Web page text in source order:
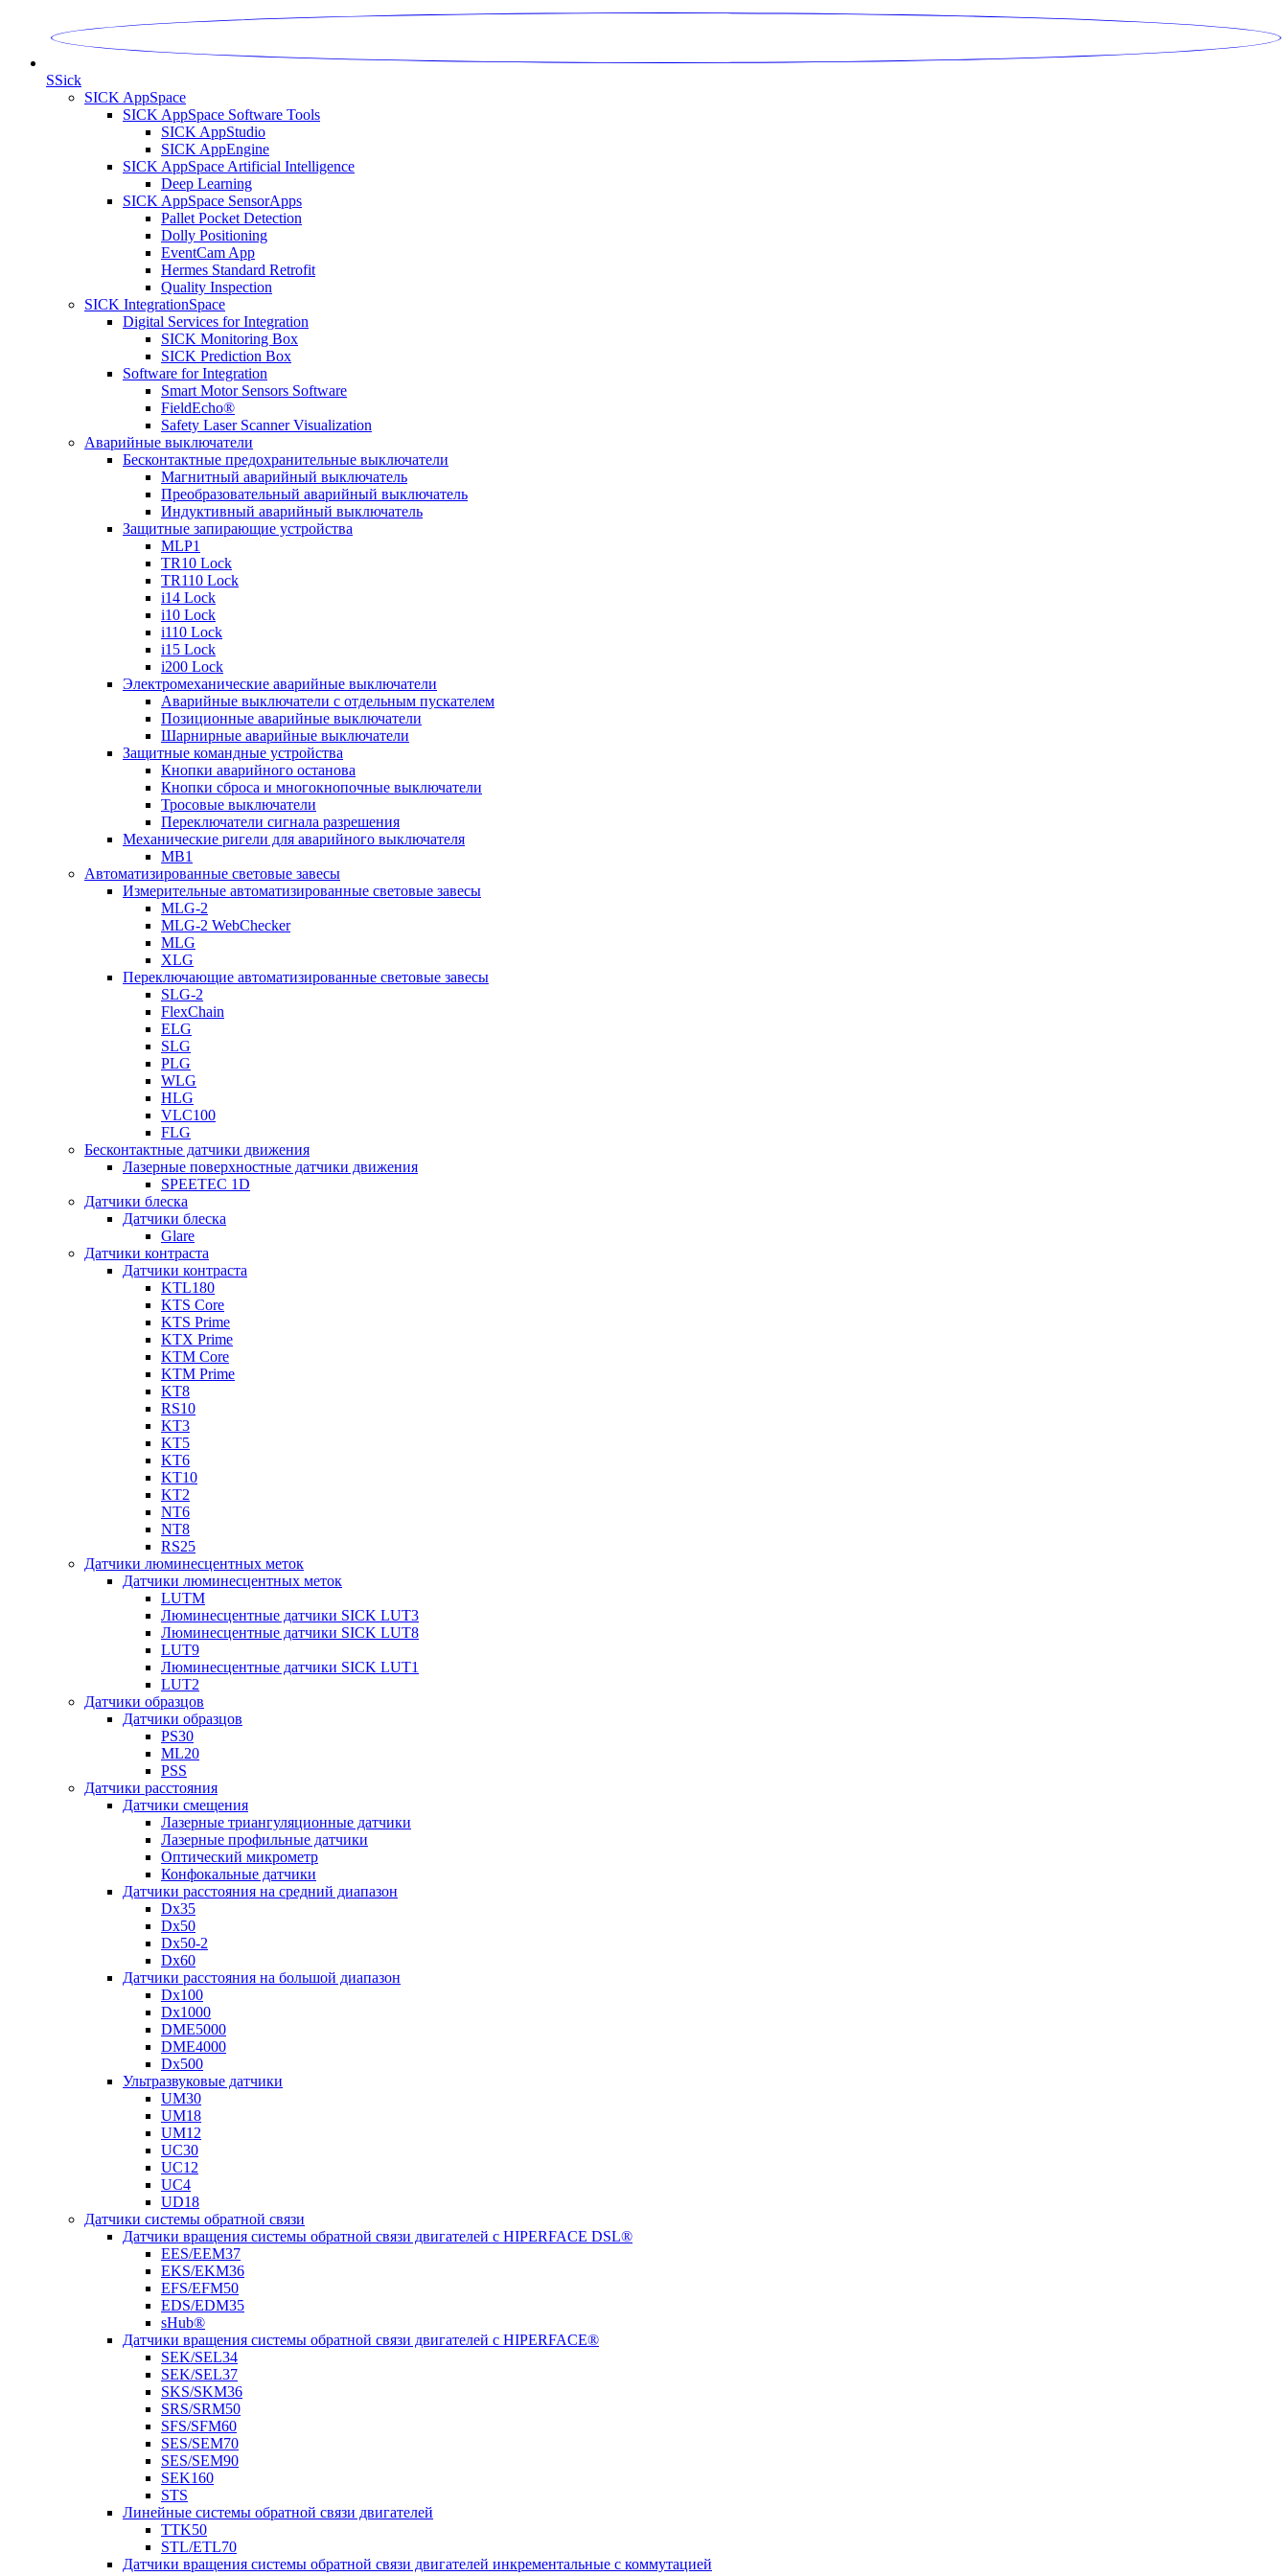
SSick
SICK AppSpace
SICK AppSpace Software Tools
SICK AppStudio
SICK AppEngine
SICK AppSpace Artificial Intelligence
Deep Learning
SICK AppSpace SensorApps
Pallet Pocket Detection
Dolly Positioning
EventCam App
Hermes Standard Retrofit
Quality Inspection
SICK IntegrationSpace
Digital Services for Integration
SICK Monitoring Box
SICK Prediction Box
Software for Integration
Smart Motor Sensors Software
FieldEcho®
Safety Laser Scanner Visualization
Аварийные выключатели
Бесконтактные предохранительные выключатели
Магнитный аварийный выключатель
Преобразовательный аварийный выключатель
Индуктивный аварийный выключатель
Защитные запирающие устройства
MLP1
TR10 Lock
TR110 Lock
i14 Lock
i10 Lock
i110 Lock
i15 Lock
i200 Lock
Электромеханические аварийные выключатели
Аварийные выключатели с отдельным пускателем
Позиционные аварийные выключатели
Шарнирные аварийные выключатели
Защитные командные устройства
Кнопки аварийного останова
Кнопки сброса и многокнопочные выключатели
Тросовые выключатели
Переключатели сигнала разрешения
Механические ригели для аварийного выключателя
MB1
Автоматизированные световые завесы
Измерительные автоматизированные световые завесы
MLG-2
MLG-2 WebChecker
MLG
XLG
Переключающие автоматизированные световые завесы
SLG-2
FlexChain
ELG
SLG
PLG
WLG
HLG
VLC100
FLG
Бесконтактные датчики движения
Лазерные поверхностные датчики движения
SPEETEC 1D
Датчики блеска
Датчики блеска
Glare
Датчики контраста
Датчики контраста
KTL180
KTS Core
KTS Prime
KTX Prime
KTM Core
KTM Prime
KT8
RS10
KT3
KT5
KT6
KT10
KT2
NT6
NT8
RS25
Датчики люминесцентных меток
Датчики люминесцентных меток
LUTM
Люминесцентные датчики SICK LUT3
Люминесцентные датчики SICK LUT8
LUT9
Люминесцентные датчики SICK LUT1
LUT2
Датчики образцов
Датчики образцов
PS30
ML20
PSS
Датчики расстояния
Датчики смещения
Лазерные триангуляционные датчики
Лазерные профильные датчики
Оптический микрометр
Конфокальные датчики
Датчики расстояния на средний диапазон
Dx35
Dx50
Dx50-2
Dx60
Датчики расстояния на большой диапазон
Dx100
Dx1000
DME5000
DME4000
Dx500
Ультразвуковые датчики
UM30
UM18
UM12
UC30
UC12
UC4
UD18
Датчики системы обратной связи
Датчики вращения системы обратной связи двигателей с HIPERFACE DSL®
EES/EEM37
EKS/EKM36
EFS/EFM50
EDS/EDM35
sHub®
Датчики вращения системы обратной связи двигателей с HIPERFACE®
SEK/SEL34
SEK/SEL37
SKS/SKM36
SRS/SRM50
SFS/SFM60
SES/SEM70
SES/SEM90
SEK160
STS
Линейные системы обратной связи двигателей
TTK50
STL/ETL70
Датчики вращения системы обратной связи двигателей инкрементальные с коммутацией